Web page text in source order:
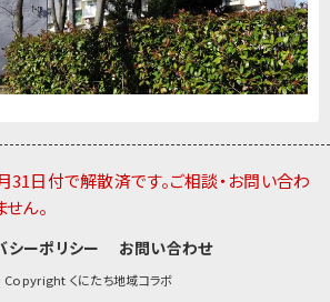
日付で解散済です。ご相談・お問い合わ
ん。
シーポリシー お問い合わせ
くにたち地域コラボ